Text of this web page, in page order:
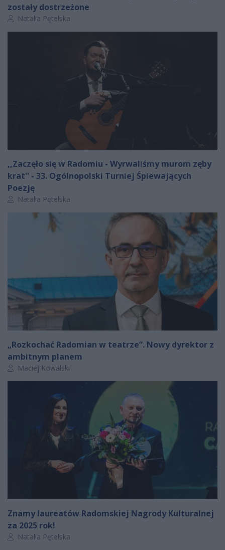
zostały dostrzeżone
Autor artykułu:
Natalia Pętelska
,,Zaczęło się w Radomiu - Wyrwaliśmy murom zęby
krat'' - 33. Ogólnopolski Turniej Śpiewających
Poezję
Autor artykułu:
Natalia Pętelska
„Rozkochać Radomian w teatrze”. Nowy dyrektor z
ambitnym planem
Autor artykułu:
Maciej Kowalski
Znamy laureatów Radomskiej Nagrody Kulturalnej
za 2025 rok!
Autor artykułu:
Natalia Pętelska